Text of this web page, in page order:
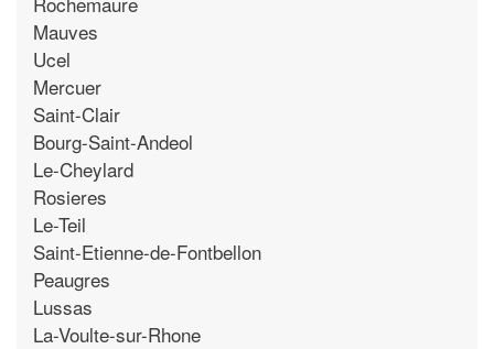
Mauves
Ucel
Mercuer
Saint-Clair
Bourg-Saint-Andeol
Le-Cheylard
Rosieres
Le-Teil
Saint-Etienne-de-Fontbellon
Peaugres
Lussas
La-Voulte-sur-Rhone